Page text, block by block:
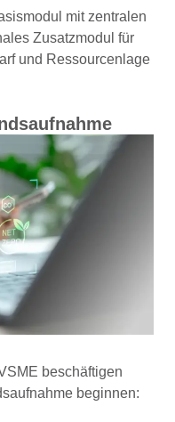
mit zentralen
Zusatzmodul für
und Ressourcenlage
beschäftigen
beginnen: